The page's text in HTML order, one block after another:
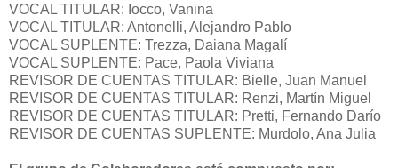
VOCAL TITULAR: Iocco, Vanina
VOCAL TITULAR: Antonelli, Alejandro Pablo
VOCAL SUPLENTE: Trezza, Daiana Magalí
VOCAL SUPLENTE: Pace, Paola Viviana
REVISOR DE CUENTAS TITULAR: Bielle, Juan Manuel
REVISOR DE CUENTAS TITULAR: Renzi, Martín Miguel
REVISOR DE CUENTAS TITULAR: Pretti, Fernando Darío
REVISOR DE CUENTAS SUPLENTE: Murdolo, Ana Julia